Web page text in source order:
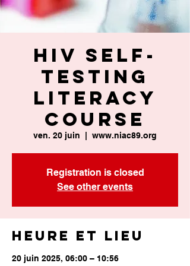
HIV Self-
Testing
Literacy
Course
ven. 20 juin www.niac89.org
Registration is closed
See other events
Heure et lieu
20 juin 2025, 06:00 – 10:56